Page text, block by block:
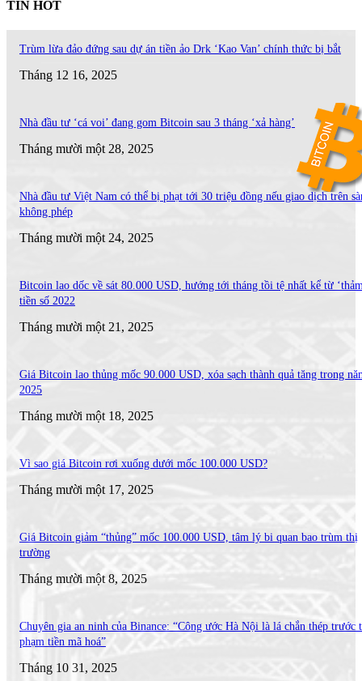
TIN HOT
Trùm lừa đảo đứng sau dự án tiền ảo Drk ‘Kao Van’ chính thức bị bắt
Tháng 12 16, 2025
Nhà đầu tư ‘cá voi’ đang gom Bitcoin sau 3 tháng ‘xả hàng’
Tháng mười một 28, 2025
Nhà đầu tư Việt Nam có thể bị phạt tới 30 triệu đồng nếu giao dịch trên
không phép
Tháng mười một 24, 2025
Bitcoin lao dốc về sát 80.000 USD, hướng tới tháng tồi tệ nhất kể từ
tiền số 2022
Tháng mười một 21, 2025
Giá Bitcoin lao thủng mốc 90.000 USD, xóa sạch thành quả tăng trong
2025
Tháng mười một 18, 2025
Vì sao giá Bitcoin rơi xuống dưới mốc 100.000 USD?
Tháng mười một 17, 2025
Giá Bitcoin giảm “thủng” mốc 100.000 USD, tâm lý bi quan bao trùm thị
trường
Tháng mười một 8, 2025
Chuyên gia an ninh của Binance: “Công ước Hà Nội là lá chắn thép trước
phạm tiền mã hoá”
Tháng 10 31, 2025